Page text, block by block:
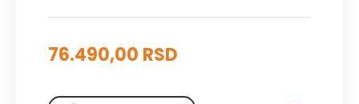
76.490,00 RSD